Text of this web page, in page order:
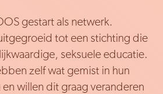
gestart als netwerk.
tot een stichting die
seksuele educatie.
zelf wat gemist in hun
willen dit graag veranderen